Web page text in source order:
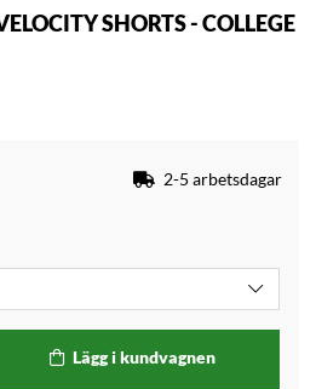
SHORTS - COLLEGE
2-5 arbetsdagar
Lägg i kundvagnen